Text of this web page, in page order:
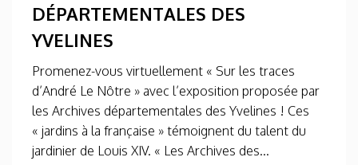
DÉPARTEMENTALES DES
YVELINES
Promenez-vous virtuellement « Sur les traces
d’André Le Nôtre » avec l’exposition proposée par
les Archives départementales des Yvelines ! Ces
« jardins à la française » témoignent du talent du
jardinier de Louis XIV. « Les Archives des...